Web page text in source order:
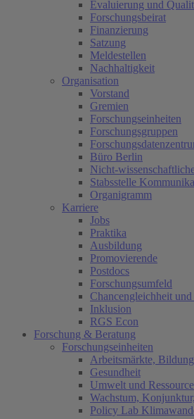
Evaluierung und
Forschungsbeirat
Finanzierung
Satzung
Meldestellen
Nachhaltigkeit
Organisation
Vorstand
Gremien
Forschungseinheiten
Forschungsgruppen
Büro Berlin
Nicht-
Stabsstelle
Organigramm
Karriere
Jobs
Praktika
Ausbildung
Promovierende
Postdocs
Forschungsumfeld
Chancengleichheit
Inklusion
RGS Econ
Forschung & Beratung
Forschungseinheiten
Arbeitsmärkte,
Gesundheit
Umwelt und
Wachstum,
Policy Lab